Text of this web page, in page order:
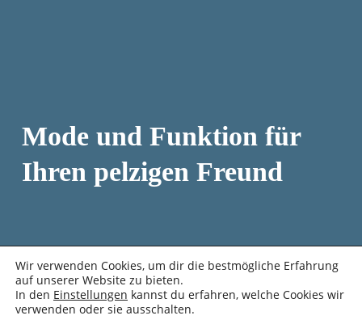
Zwischensumme: 0,00€
Mode und Funktion für
Ihren pelzigen Freund
Wir verwenden Cookies, um dir die bestmögliche Erfahrung
auf unserer Website zu bieten.
In den Einstellungen kannst du erfahren, welche Cookies wir
verwenden oder sie ausschalten.